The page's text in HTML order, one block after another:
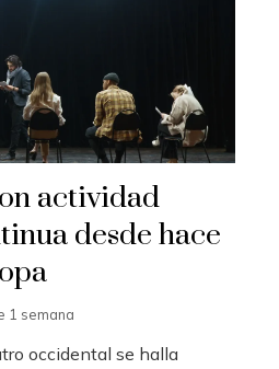
actividad
desde hace
1 semana
occidental se halla